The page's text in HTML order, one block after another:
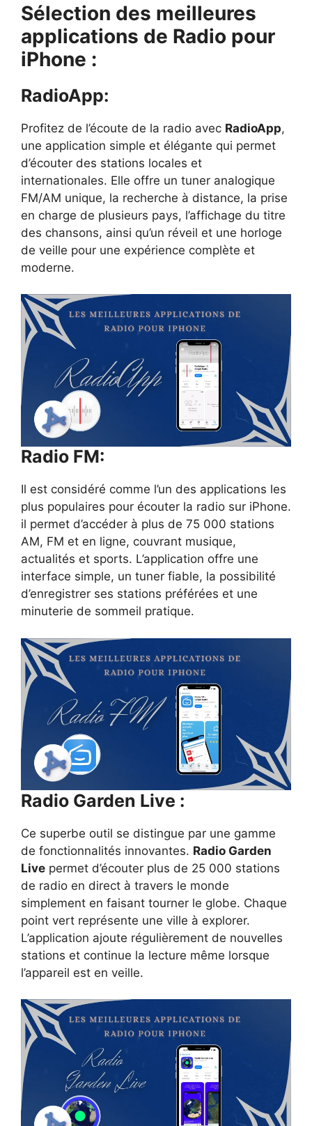
Sélection des meilleures
applications de Radio pour
iPhone :
RadioApp:
Profitez de l’écoute de la radio avec RadioApp,
une application simple et élégante qui permet
d’écouter des stations locales et
internationales. Elle offre un tuner analogique
FM/AM unique, la recherche à distance, la prise
en charge de plusieurs pays, l’affichage du titre
des chansons, ainsi qu’un réveil et une horloge
de veille pour une expérience complète et
moderne.
Radio FM:
Il est considéré comme l’un des applications les
plus populaires pour écouter la radio sur iPhone.
il permet d’accéder à plus de 75 000 stations
AM, FM et en ligne, couvrant musique,
actualités et sports. L’application offre une
interface simple, un tuner fiable, la possibilité
d’enregistrer ses stations préférées et une
minuterie de sommeil pratique.
Radio Garden Live :
Ce superbe outil se distingue par une gamme
de fonctionnalités innovantes. Radio Garden
Live permet d’écouter plus de 25 000 stations
de radio en direct à travers le monde
simplement en faisant tourner le globe. Chaque
point vert représente une ville à explorer.
L’application ajoute régulièrement de nouvelles
stations et continue la lecture même lorsque
l’appareil est en veille.